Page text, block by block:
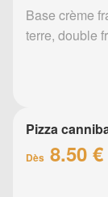
Base crème
terre, double
Pizza
Dès 8.50 €